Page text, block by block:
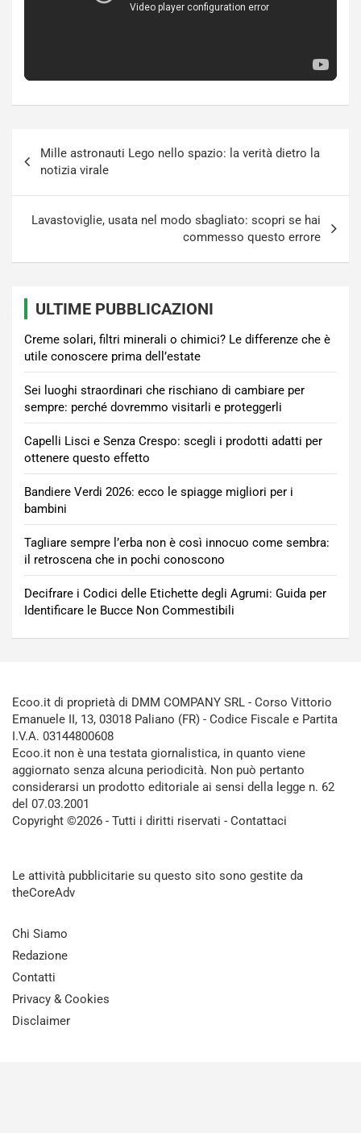
articoli
Mille astronauti Lego nello spazio: la verità dietro la
notizia virale
Lavastoviglie, usata nel modo sbagliato: scopri se hai
commesso questo errore
ULTIME PUBBLICAZIONI
Creme solari, filtri minerali o chimici? Le differenze che è
utile conoscere prima dell’estate
Sei luoghi straordinari che rischiano di cambiare per
sempre: perché dovremmo visitarli e proteggerli
Capelli Lisci e Senza Crespo: scegli i prodotti adatti per
ottenere questo effetto
Bandiere Verdi 2026: ecco le spiagge migliori per i
bambini
Tagliare sempre l’erba non è così innocuo come sembra:
il retroscena che in pochi conoscono
Decifrare i Codici delle Etichette degli Agrumi: Guida per
Identificare le Bucce Non Commestibili
Ecoo.it di proprietà di DMM COMPANY SRL - Corso Vittorio
Emanuele II, 13, 03018 Paliano (FR) - Codice Fiscale e Partita
I.V.A. 03144800608
Ecoo.it non è una testata giornalistica, in quanto viene
aggiornato senza alcuna periodicità. Non può pertanto
considerarsi un prodotto editoriale ai sensi della legge n. 62
del 07.03.2001
Copyright ©2026 - Tutti i diritti riservati - Contattaci
Le attività pubblicitarie su questo sito sono gestite da
theCoreAdv
Chi Siamo
Redazione
Contatti
Privacy & Cookies
Disclaimer